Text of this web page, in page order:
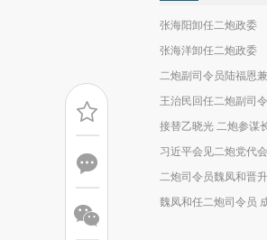
张海阳卸任二炮政委
张海洋卸任二炮政委
二炮副司令员陆福恩
王治民回任二炮副司
接替乙晓光 二炮参谋
习近平会见二炮党代
二炮司令员魏凤和晋
魏凤和任二炮司令员